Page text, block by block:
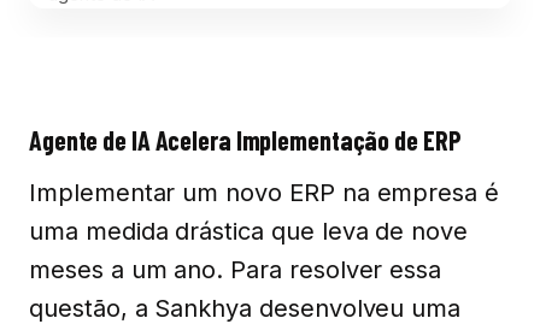
Agente de IA Acelera Implementação de ERP
Implementar um novo ERP na empresa é
uma medida drástica que leva de nove
meses a um ano. Para resolver essa
questão, a Sankhya desenvolveu uma